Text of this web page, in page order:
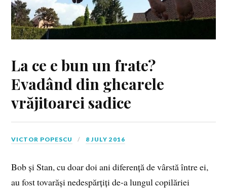
La ce e bun un frate?
Evadând din ghearele
vrăjitoarei sadice
VICTOR POPESCU 8 JULY 2016
Bob și Stan, cu doar doi ani diferență de vârstă între ei,
au fost tovarăși nedespărțiți de‑a lungul copilăriei